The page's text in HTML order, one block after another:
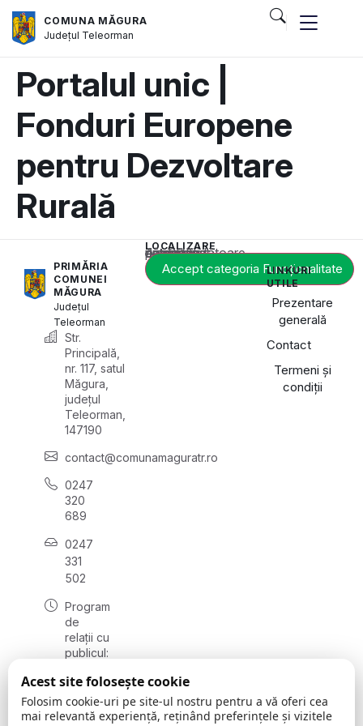
COMUNA MĂGURA
Județul Teleorman
Portalul unic |
Fonduri Europene
pentru Dezvoltare
Rurală
PRIMĂRIA
COMUNEI
MĂGURA
Județul
Teleorman
Str.
Principală,
nr. 117, satul
Măgura,
județul
Teleorman,
147190
contact@comunamaguratr.ro
0247
320
689
0247
331
502
Program
de
relații cu
publicul:
vineri
08:00 -
12:00
LOCALIZARE
Acest conținut este blocat până când acceptați categoria corespunzătoare de cookie-uri.
Accept categoria Funcționalitate
LINKURI
UTILE
Prezentare
generală
Contact
Termeni și
condiții
Acest site folosește cookie
Folosim cookie-uri pe site-ul nostru pentru a vă oferi cea
mai relevantă experiență, reținând preferințele și vizitele